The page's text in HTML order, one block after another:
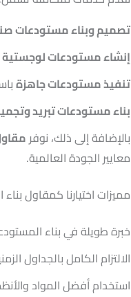
تصميم وبناء مستودعات
إنشاء مستودعات
تنفيذ مستودعات جاهزة
بناء مستودعات تبريد
بالإضافة إلى ذلك، نوفر
معايير الجودة العالمية.
مميزات اختيارنا كمقاول
خبرة طويلة في بناء
الالتزام الكامل بالجداول
استخدام أفضل المواد